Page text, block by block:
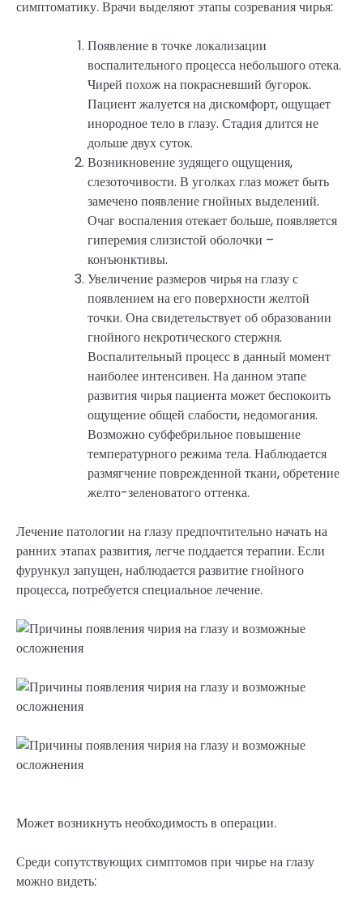
симптоматику. Врачи выделяют этапы созревания чирья:
Появление в точке локализации
воспалительного процесса небольшого отека.
Чирей похож на покрасневший бугорок.
Пациент жалуется на дискомфорт, ощущает
инородное тело в глазу. Стадия длится не
дольше двух суток.
Возникновение зудящего ощущения,
слезоточивости. В уголках глаз может быть
замечено появление гнойных выделений.
Очаг воспаления отекает больше, появляется
гиперемия слизистой оболочки –
конъюнктивы.
Увеличение размеров чирья на глазу с
появлением на его поверхности желтой
точки. Она свидетельствует об образовании
гнойного некротического стержня.
Воспалительный процесс в данный момент
наиболее интенсивен. На данном этапе
развития чирья пациента может беспокоить
ощущение общей слабости, недомогания.
Возможно субфебрильное повышение
температурного режима тела. Наблюдается
размягчение поврежденной ткани, обретение
желто-зеленоватого оттенка.
Лечение патологии на глазу предпочтительно начать на
ранних этапах развития, легче поддается терапии. Если
фурункул запущен, наблюдается развитие гнойного
процесса, потребуется специальное лечение.
Может возникнуть необходимость в операции.
Среди сопутствующих симптомов при чирье на глазу
можно видеть: